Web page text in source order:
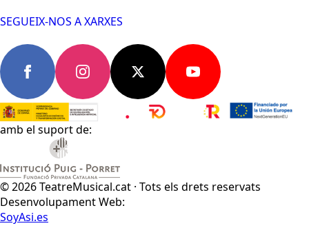
SEGUEIX-NOS A XARXES
amb el suport de:
© 2026 TeatreMusical.cat · Tots els drets reservats
Desenvolupament Web:
SoyAsi.es